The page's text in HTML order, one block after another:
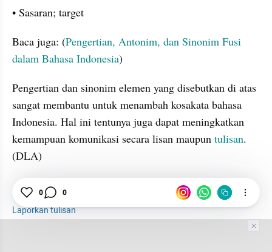
• Sasaran; target
Baca juga: (Pengertian, Antonim, dan Sinonim Fusi
dalam Bahasa Indonesia)
Pengertian dan sinonim elemen yang disebutkan di atas
sangat membantu untuk menambah kosakata bahasa
Indonesia. Hal ini tentunya juga dapat meningkatkan
kemampuan komunikasi secara lisan maupun tulisan.
(DLA)
Bahasa Indonesia
Tulisan
Laporkan tulisan
0 0